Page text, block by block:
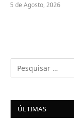
5 de Agosto, 2026
ÚLTIMAS